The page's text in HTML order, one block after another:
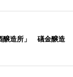
醸造所」 礒金醸造